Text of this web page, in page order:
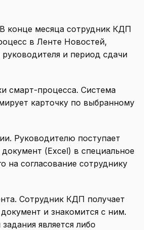
конце месяца сотрудник КДП
в Ленте Новостей,
руководителя и период сдачи
смарт-процесса. Система
карточку по выбранному
Руководителю поступает
(Excel) в специальное
на согласование сотруднику
Сотрудник КДП получает
и знакомится с ним.
является либо